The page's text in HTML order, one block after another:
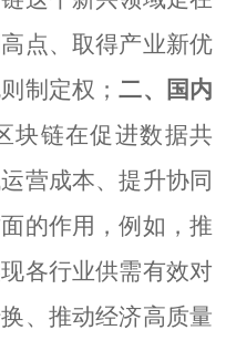
点、取得产业新优
制定权；二、国内
块链在促进数据共
营成本、提升协同
的作用，例如，推
各行业供需有效对
、推动经济高质量